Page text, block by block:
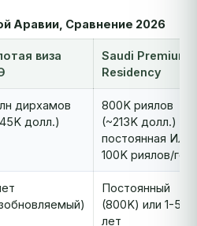
Аравии, Сравнение 2026
виза
Saudi Premium
Residency
дирхамов
долл.)
800K риялов
(~213K долл.)
постоянная ИЛИ
100K риялов/год
Постоянный
(800K) или 1-5
лет